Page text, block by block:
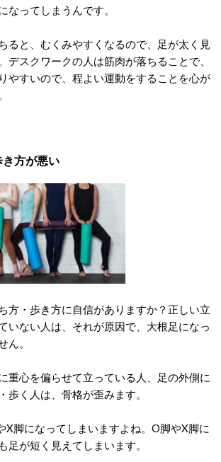
なってしまうんです。
ると、むくみやすくなるので、足が太く見
デスクワークの人は筋肉が落ちることで、
やすいので、程よい運動をすることを心が
方が悪い
方・歩き方に自信がありますか？正しい立
いない人は、それが原因で、大根足になっ
ん。
重心を偏らせて立っている人、足の外側に
歩く人は、骨格が歪みます。
X脚になってしまいますよね。O脚やX脚に
足が短く見えてしまいます。